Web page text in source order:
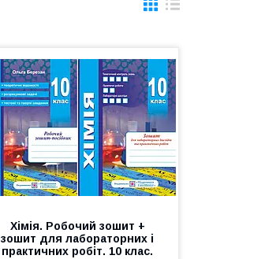
Хімія. Робочий зошит +
зошит для лабораторних і
практичних робіт. 10 клас.